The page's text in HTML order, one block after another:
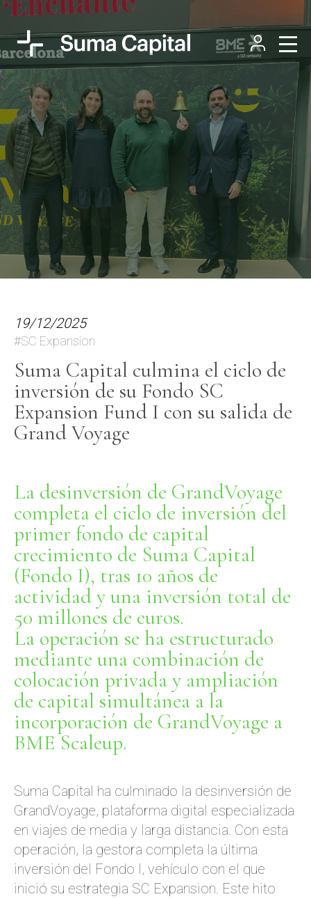
19/12/2025
#SC Expansion
Suma Capital culmina el ciclo de
inversión de su Fondo SC
Expansion Fund I con su salida de
Grand Voyage
Suma Capital ha culminado la desinversión de
GrandVoyage, plataforma digital especializada
en viajes de media y larga distancia. Con esta
operación, la gestora completa la última
inversión del Fondo I, vehículo con el que
inició su estrategia SC Expansion. Este hito
La desinversión de GrandVoyage
completa el ciclo de inversión del
primer fondo de capital
crecimiento de Suma Capital
(Fondo I), tras 10 años de
actividad y una inversión total de
50 millones de euros.
La operación se ha estructurado
mediante una combinación de
colocación privada y ampliación
de capital simultánea a la
incorporación de GrandVoyage a
BME Scaleup.